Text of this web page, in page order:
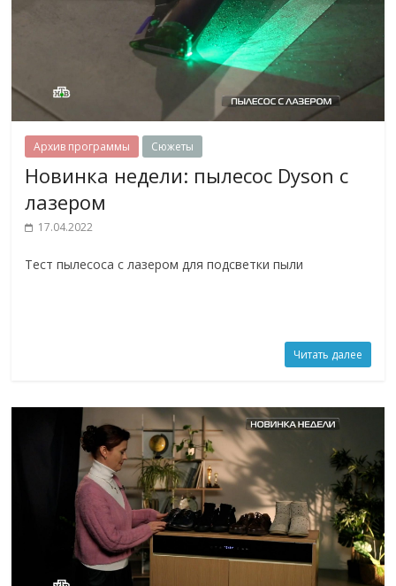
Архив программы Сюжеты
Новинка недели: пылесос Dyson с
лазером
17.04.2022
Тест пылесоса с лазером для подсветки пыли
Читать далее